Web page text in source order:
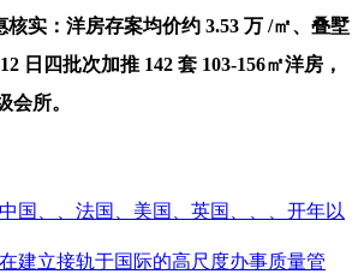
实：洋房存案均价约 3.53 万 /㎡、叠墅
日四批次加推 142 套 103-156㎡洋房，
会所。
国、、法国、美国、英国、、、开年以
建立接轨于国际的高尺度办事质量管